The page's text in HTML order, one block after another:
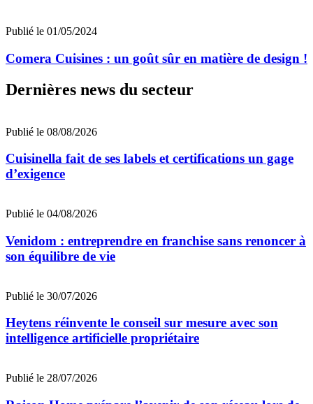
Publié le 01/05/2024
Comera Cuisines : un goût sûr en matière de design !
Dernières news du secteur
Publié le 08/08/2026
Cuisinella fait de ses labels et certifications un gage
d’exigence
Publié le 04/08/2026
Venidom : entreprendre en franchise sans renoncer à
son équilibre de vie
Publié le 30/07/2026
Heytens réinvente le conseil sur mesure avec son
intelligence artificielle propriétaire
Publié le 28/07/2026